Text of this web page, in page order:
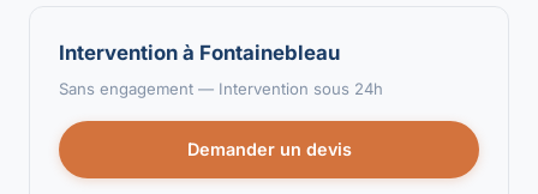
Intervention à Fontainebleau
Sans engagement — Intervention sous 24h
Demander un devis